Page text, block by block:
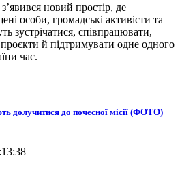
новий простір, де
особи, громадські активісти та
зустрічатися, співпрацювати,
й підтримувати одне одного
час.
долучитися до почесної місії (ФОТО)